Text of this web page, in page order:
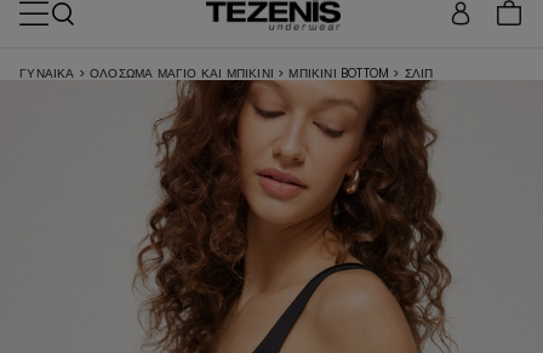
ΓΥΝΑΙΚΑ > ΟΛΌΣΩΜΑ ΜΑΓΙΌ ΚΑΙ ΜΠΙΚΊΝΙ > ΜΠΙΚΊΝΙ BOTTOM > ΣΛΙΠ